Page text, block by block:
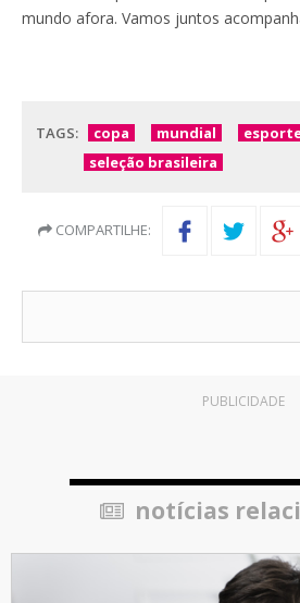
mundo afora. Vamos juntos
TAGS: copa mundial
seleção brasileira
COMPARTILHE:
PUBLICIDADE
notícias